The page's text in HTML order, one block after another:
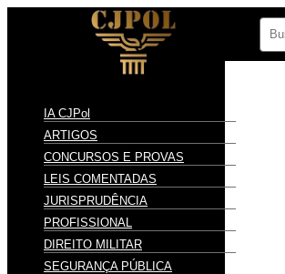
IA CJPol
ARTIGOS
CONCURSOS E PROVAS
LEIS COMENTADAS
JURISPRUDÊNCIA
PROFISSIONAL
DIREITO MILITAR
SEGURANÇA PÚBLICA